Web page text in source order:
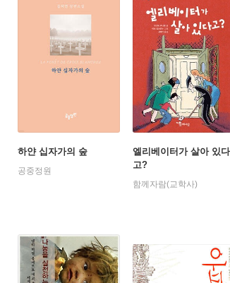
하얀 십자가의 숲
공중정원
엘리베이터가 살아 있다
고?
함께자람(교학사)